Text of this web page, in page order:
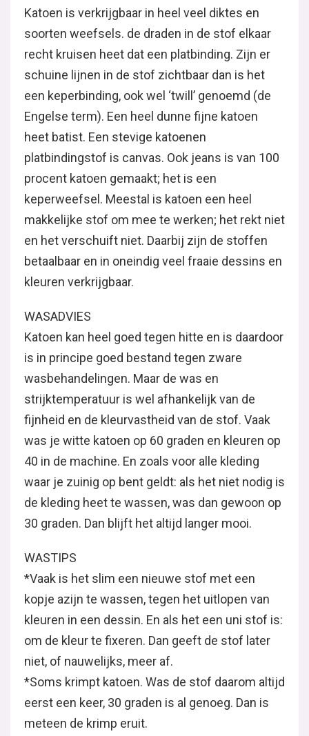
Katoen is verkrijgbaar in heel veel diktes en
soorten weefsels. de draden in de stof elkaar
recht kruisen heet dat een platbinding. Zijn er
schuine lijnen in de stof zichtbaar dan is het
een keperbinding, ook wel ‘twill’ genoemd (de
Engelse term). Een heel dunne fijne katoen
heet batist. Een stevige katoenen
platbindingstof is canvas. Ook jeans is van 100
procent katoen gemaakt; het is een
keperweefsel. Meestal is katoen een heel
makkelijke stof om mee te werken; het rekt niet
en het verschuift niet. Daarbij zijn de stoffen
betaalbaar en in oneindig veel fraaie dessins en
kleuren verkrijgbaar.
WASADVIES
Katoen kan heel goed tegen hitte en is daardoor
is in principe goed bestand tegen zware
wasbehandelingen. Maar de was en
strijktemperatuur is wel afhankelijk van de
fijnheid en de kleurvastheid van de stof. Vaak
was je witte katoen op 60 graden en kleuren op
40 in de machine. En zoals voor alle kleding
waar je zuinig op bent geldt: als het niet nodig is
de kleding heet te wassen, was dan gewoon op
30 graden. Dan blijft het altijd langer mooi.
WASTIPS
*Vaak is het slim een nieuwe stof met een
kopje azijn te wassen, tegen het uitlopen van
kleuren in een dessin. En als het een uni stof is:
om de kleur te fixeren. Dan geeft de stof later
niet, of nauwelijks, meer af.
*Soms krimpt katoen. Was de stof daarom altijd
eerst een keer, 30 graden is al genoeg. Dan is
meteen de krimp eruit.